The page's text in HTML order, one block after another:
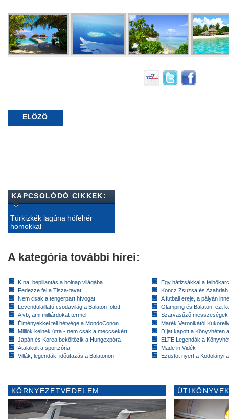
ELŐZŐ
KAPCSOLÓDÓ CIKKEK:
Türkizkék lagúna hófehér
homokkal
A kategória további hírei:
Kína: bepillantás a holnap világába
Fedezze fel a Tisza-tavat!
Nem csak a tengerpart hívogat
Levendulaillatú csodavilág a Balaton fölött
A vb, ami milliárdokat termel
Élményekkel teli hétvége a MondoConon
Milliók kelnek útra - nem csak a meccsekért
Japán és Korea beköltözik a Hungexpóra
Átalakult a sportzóna
Villák, legendák: időutazás a Balatonon
Egy hátizsákkal a
Koncz Zsuzsa és
A futball ereje, a pályán
Glamping és Balaton: ezt
Szarvasűző messzeségek
Marék Veronikától
Díjat kapott a Könyvhéten
ELTE Legendák a
Made in Vidék
Ezüstöt nyert a Kodolányi
KÖRNYEZETVÉDELEM